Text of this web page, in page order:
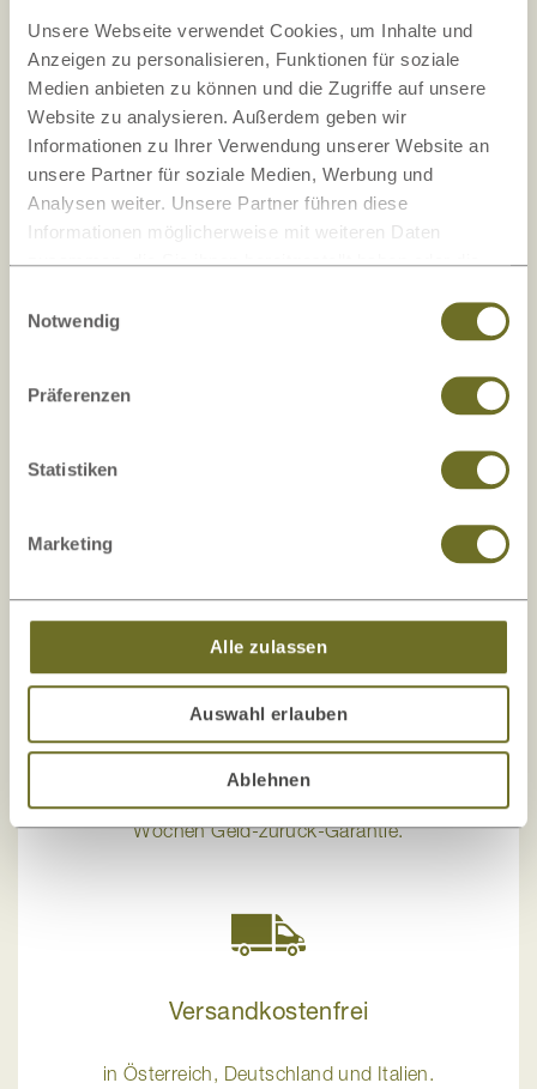
Unsere Webseite verwendet Cookies, um Inhalte und
Anzeigen zu personalisieren, Funktionen für soziale
Medien anbieten zu können und die Zugriffe auf unsere
Website zu analysieren. Außerdem geben wir
Informationen zu Ihrer Verwendung unserer Website an
unsere Partner für soziale Medien, Werbung und
Analysen weiter. Unsere Partner führen diese
Informationen möglicherweise mit weiteren Daten
zusammen, die Sie ihnen bereitgestellt haben oder die
haben.
Notwendig
Präferenzen
Statistiken
Marketing
Alle zulassen
Auswahl erlauben
Ablehnen
Kundenorientierung und Sicherheit getestet und
zertifiziert.
6 Wochen Geld-zurück-Garantie
LaModula gewährt Ihnen eine freiwillige 6
Wochen Geld-zurück-Garantie.
Versandkostenfrei
in Österreich, Deutschland und Italien.